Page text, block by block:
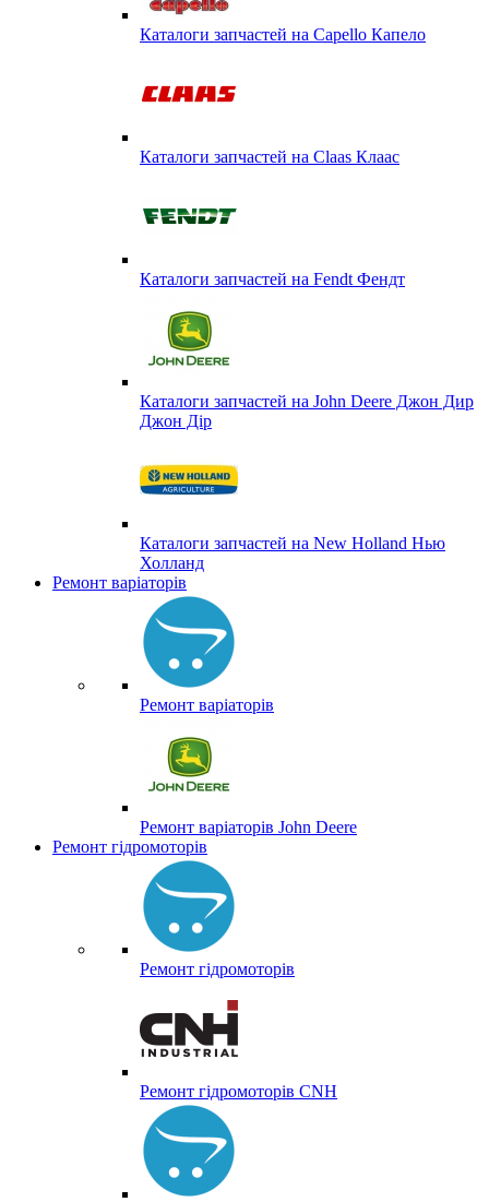
Каталоги запчастей на Capello Капело
Каталоги запчастей на Claas Клаас
Каталоги запчастей на Fendt Фендт
Каталоги запчастей на John Deere Джон Дир
Джон Дір
Каталоги запчастей на New Holland Нью
Холланд
Ремонт варіаторів
Ремонт варіаторів
Ремонт варіаторів John Deere
Ремонт гідромоторів
Ремонт гідромоторів
Ремонт гідромоторів CNH